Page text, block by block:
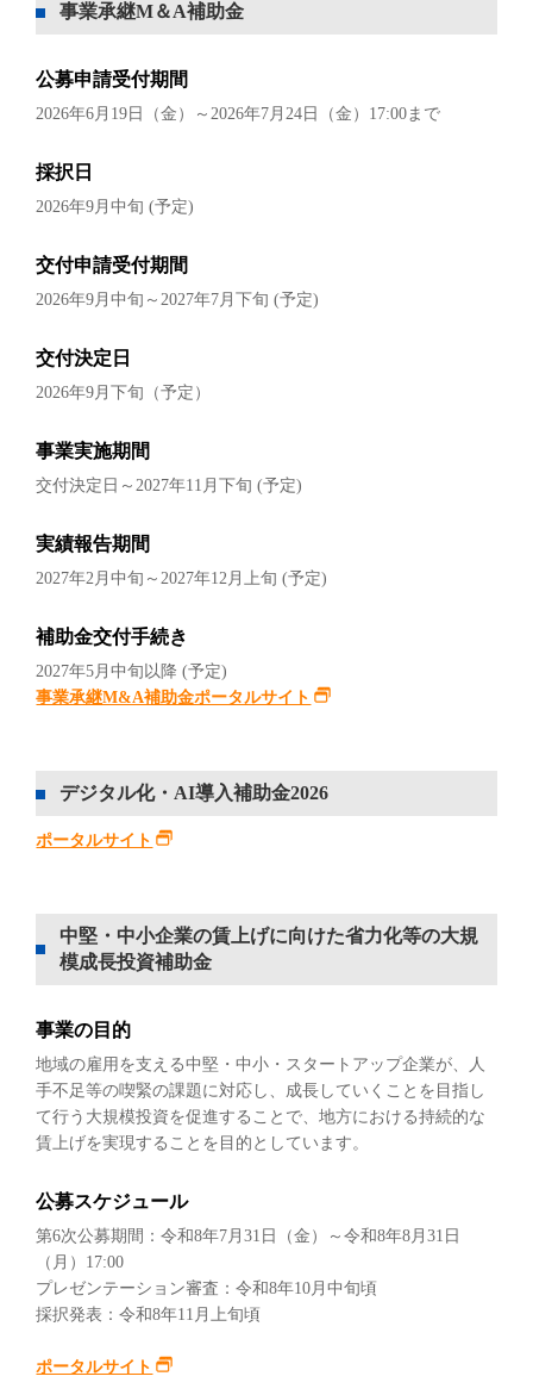
事業承継M＆A補助金
公募申請受付期間
2026年6月19日（金）～2026年7月24日（金）17:00まで
採択日
2026年9月中旬 (予定)
交付申請受付期間
2026年9月中旬～2027年7月下旬 (予定)
交付決定日
2026年9月下旬（予定）
事業実施期間
交付決定日～2027年11月下旬 (予定)
実績報告期間
2027年2月中旬～2027年12月上旬 (予定)
補助金交付手続き
2027年5月中旬以降 (予定)
事業承継M&A補助金ポータルサイト
デジタル化・AI導入補助金2026
ポータルサイト
中堅・中小企業の賃上げに向けた省力化等の大規
模成長投資補助金
事業の目的
地域の雇用を支える中堅・中小・スタートアップ企業が、人
手不足等の喫緊の課題に対応し、成長していくことを目指し
て行う大規模投資を促進することで、地方における持続的な
賃上げを実現することを目的としています。
公募スケジュール
第6次公募期間：令和8年7月31日（金）～令和8年8月31日
（月）17:00
プレゼンテーション審査：令和8年10月中旬頃
採択発表：令和8年11月上旬頃
ポータルサイト